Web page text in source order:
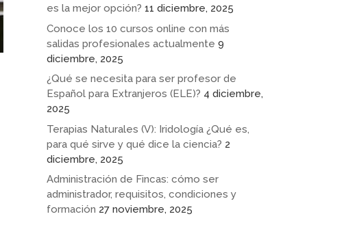
es la mejor opción? 11 diciembre, 2025
Conoce los 10 cursos online con más
salidas profesionales actualmente 9
diciembre, 2025
¿Qué se necesita para ser profesor de
Español para Extranjeros (ELE)? 4 diciembre,
2025
Terapias Naturales (V): Iridología ¿Qué es,
para qué sirve y qué dice la ciencia? 2
diciembre, 2025
Administración de Fincas: cómo ser
administrador, requisitos, condiciones y
formación 27 noviembre, 2025